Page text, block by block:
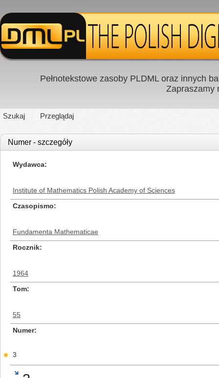
Pełnotekstowe zasoby PLDML oraz innych
Zapraszamy
Szukaj Przeglądaj
Numer - szczegóły
Wydawca
Institute of Mathematics Polish Academy of Sciences
Czasopismo
Fundamenta Mathematicae
Rocznik
1964
Tom
55
Numer
3